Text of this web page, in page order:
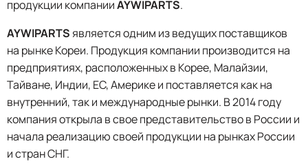
продукции компанииAYWIPARTS.
AYWIPARTS является одним из ведущих поставщиков
на рынке Кореи. Продукция компании производится на
предприятиях, расположенных в Корее, Малайзии,
Тайване, Индии, ЕС, Америке и поставляется как на
внутренний, так и международные рынки. В 2014 году
компания открыла в свое представительство в России и
начала реализацию своей продукции на рынках России
и стран СНГ.